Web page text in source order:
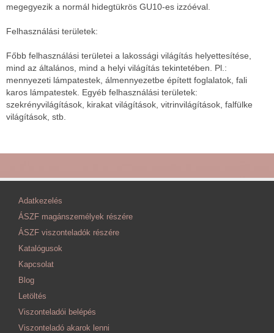
megegyezik a normál hidegtükrös GU10-es izzóéval.
Felhasználási területek:
Főbb felhasználási területei a lakossági világítás helyettesítése,
mind az általános, mind a helyi világítás tekintetében. Pl.:
mennyezeti lámpatestek, álmennyezetbe épített foglalatok, fali
karos lámpatestek. Egyéb felhasználási területek:
szekrényvilágítások, kirakat világítások, vitrinvilágítások, falfülke
világítások, stb.
Adatkezelés
ÁSZF magánszemélyek részére
ÁSZF viszonteladók részére
Katalógusok
Kapcsolat
Blog
Letöltés
Viszonteladói belépés
Viszonteladó akarok lenni